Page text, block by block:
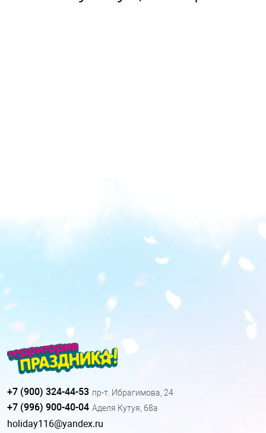
+7 (900) 324-44-53 пр-т. Ибрагимова, 24
+7 (996) 900-40-04 Аделя Кутуя, 68а
holiday116@yandex.ru